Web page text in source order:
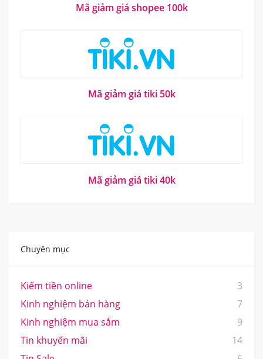
Mã giảm giá shopee 100k
Mã giảm giá tiki 50k
Mã giảm giá tiki 40k
Chuyên mục
Kiếm tiền online
3
Kinh nghiệm bán hàng
7
Kinh nghiệm mua sắm
9
Tin khuyến mãi
14